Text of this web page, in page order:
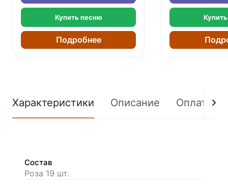
Купить песню
Подробнее
Характеристики Описание Оплата
Состав
Роза 19 шт.